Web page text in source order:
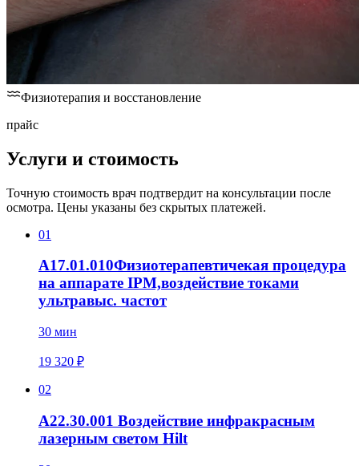
Физиотерапия и восстановление
прайс
Услуги и стоимость
Точную стоимость врач подтвердит на консультации после
осмотра. Цены указаны без скрытых платежей.
01
A17.01.010Физиотерапевтичекая процедура
на аппарате IPM,воздействие токами
ультравыс. частот
30 мин
19 320 ₽
02
A22.30.001 Воздействие инфракрасным
лазерным светом Hilt